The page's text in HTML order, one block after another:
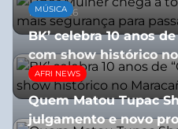
10/07/2026
MÚSICA
BK’ celebra 10 anos
com show histórico
06/08/2026
AFRI NEWS
Quem Matou Tupac
julgamento e novo